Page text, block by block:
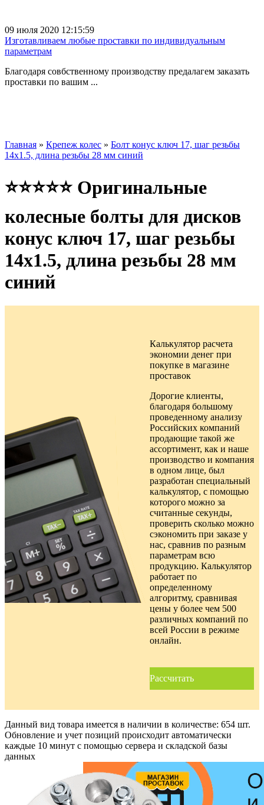
09 июля 2020 12:15:59
Изготавливаем любые проставки по индивидуальным
параметрам
Благодаря совбственному производству предалагем заказать
проставки по вашим ...
Главная » Крепеж колес » Болт конус ключ 17, шаг резьбы
14х1.5, длина резьбы 28 мм синий
⭐⭐⭐⭐⭐ Оригинальные
колесные болты для дисков
конус ключ 17, шаг резьбы
14х1.5, длина резьбы 28 мм
синий
Калькулятор расчета
экономии денег при
покупке в магазине
проставок
Дорогие клиенты,
благодаря большому
проведенному анализу
Российских компаний
продающие такой же
ассортимент, как и наше
производство и компания
в одном лице, был
разработан специальный
калькулятор, с помощью
которого можно за
считанные секунды,
проверить сколько можно
сэкономить при заказе у
нас, сравнив по разным
параметрам всю
продукцию. Калькулятор
работает по
определенному
алгоритму, сравнивая
цены у более чем 500
различных компаний по
всей России в режиме
онлайн.
Рассчитать
Данный вид товара имеется в наличии в количестве: 654 шт.
Обновление и учет позиций происходит автоматически
каждые 10 минут с помощью сервера и складской базы
данных